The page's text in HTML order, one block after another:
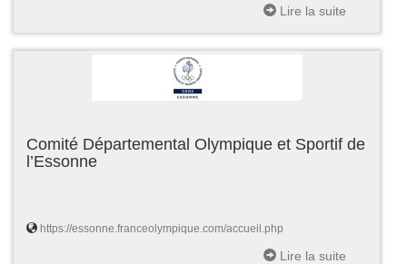
Lire la suite
Comité Départemental Olympique et Sportif de
l’Essonne
https://essonne.franceolympique.com/accueil.php
Lire la suite